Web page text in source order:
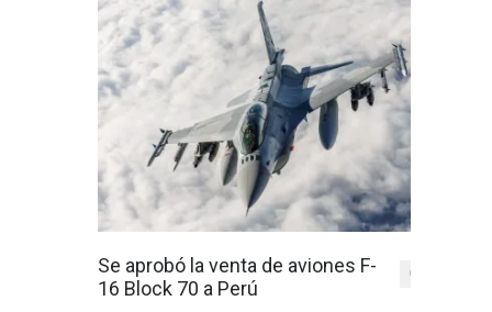
Se aprobó la venta de aviones F-
16 Block 70 a Perú
0